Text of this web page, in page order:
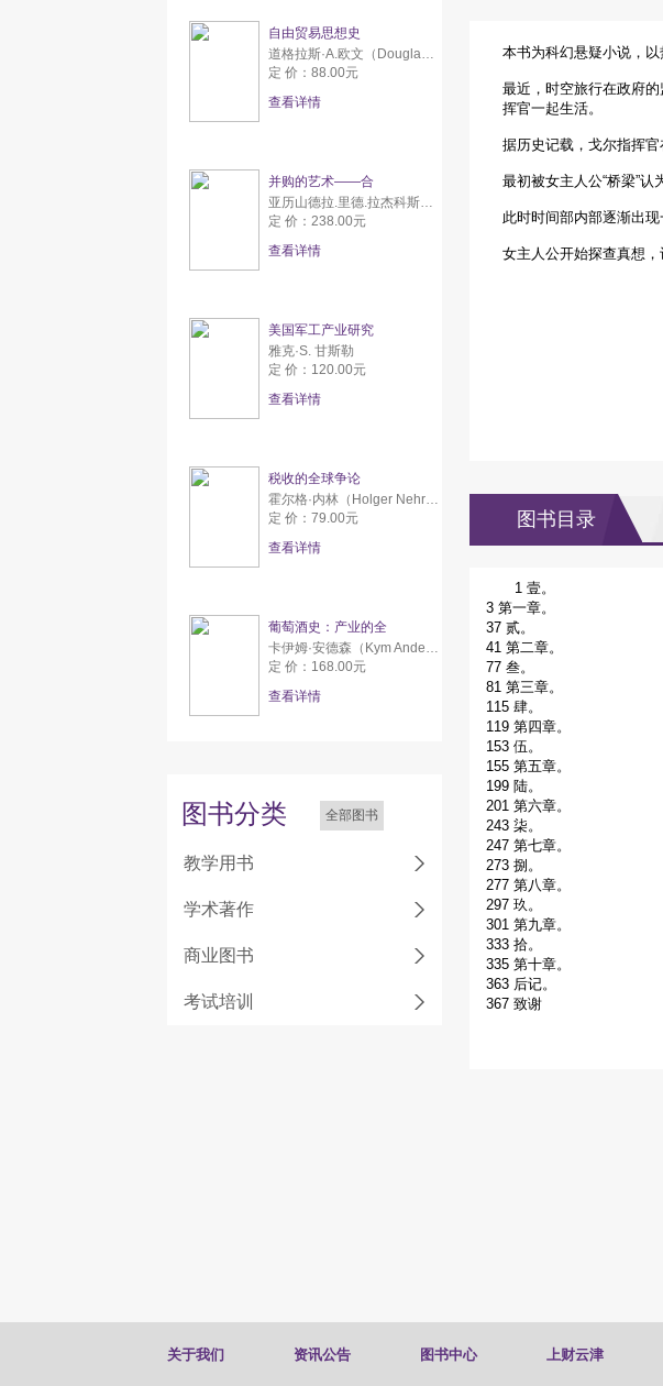
自由贸易思想史
道格拉斯·A.欧文（Douglas A. Irwin）
定 价：88.00元
查看详情
并购的艺术——合
亚历山德拉.里德.拉杰科斯（Alexandra Reed Lajoux)）,资本专家服务有限公司
定 价：238.00元
查看详情
美国军工产业研究
雅克·S. 甘斯勒
定 价：120.00元
查看详情
税收的全球争论
霍尔格·内林（Holger Nehring） 佛罗莱恩·舒伊（Florian Schui）
定 价：79.00元
查看详情
葡萄酒史：产业的全
卡伊姆·安德森（Kym Anderson）,文森特·皮尼拉（Vicente Pinilla）
定 价：168.00元
查看详情
图书分类 全部图书
教学用书
学术著作
商业图书
考试培训
本书为科幻悬疑小说，以
最近，时空旅行在政府的
挥官一起生活。
据历史记载，戈尔指挥官
最初被女主人公“桥梁”
此时时间部内部逐渐出
女主人公开始探查真想
图书目录
1 壹。
3 第一章。
37 贰。
41 第二章。
77 叁。
81 第三章。
115 肆。
119 第四章。
153 伍。
155 第五章。
199 陆。
201 第六章。
243 柒。
247 第七章。
273 捌。
277 第八章。
297 玖。
301 第九章。
333 拾。
335 第十章。
363 后记。
367 致谢
关于我们 资讯公告 图书中心 上财云津